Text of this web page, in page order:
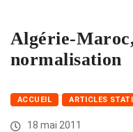
Algérie-
normalisation
ACCUEIL ARTICLES
18 mai 2011